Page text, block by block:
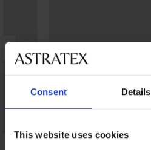
Consent Details
This website uses cookies
-20% GET20